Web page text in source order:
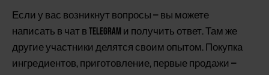
Если у вас возникнут вопросы — вы можете
написать в чат в Telegram и получить ответ. Там же
другие участники делятся своим опытом. Покупка
ингредиентов, приготовление, первые продажи —